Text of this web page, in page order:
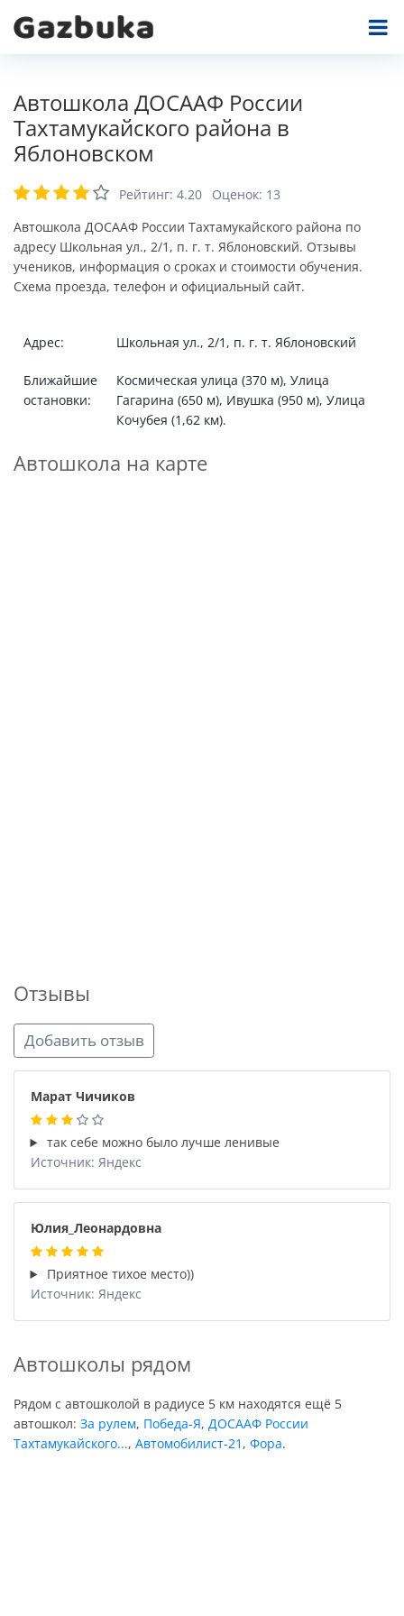
Автошкола ДОСААФ России
Тахтамукайского района в
Яблоновском
Рейтинг: 4.20 Оценок: 13
Автошкола ДОСААФ России Тахтамукайского района по
адресу Школьная ул., 2/1, п. г. т. Яблоновский. Отзывы
учеников, информация о сроках и стоимости обучения.
Схема проезда, телефон и официальный сайт.
Адрес: Школьная ул., 2/1, п. г. т. Яблоновский
Ближайшие
остановки:
Космическая улица (370 м), Улица
Гагарина (650 м), Ивушка (950 м), Улица
Кочубея (1,62 км).
Автошкола на карте
Отзывы
Добавить отзыв
Марат Чичиков
так себе можно было лучше ленивые
Источник: Яндекс
Юлия_Леонардовна
Приятное тихое место))
Источник: Яндекс
Автошколы рядом
Рядом с автошколой в радиусе 5 км находятся ещё 5
автошкол: За рулем, Победа-Я, ДОСААФ России
Тахтамукайского..., Автомобилист-21 , Фора.